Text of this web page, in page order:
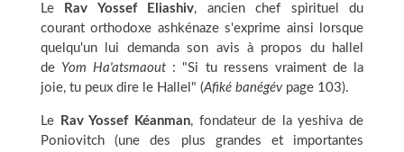
Le Rav Yossef Eliashiv, ancien chef spirituel du
courant orthodoxe ashkénaze s'exprime ainsi lorsque
quelqu'un lui demanda son avis à propos du hallel
de Yom Ha'atsmaout : "Si tu ressens vraiment de la
joie, tu peux dire le Hallel" (Afiké banégévpage 103).
Le Rav Yossef Kéanman, fondateur de la yeshiva de
Poniovitch (une des plus grandes et importantes